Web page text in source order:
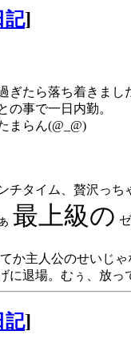
記]
ぎたら落ち着きまし
の事で一日内勤。
まらん(@_@)
チタイム、贅沢っ
最上級の
か主人公のせいじゃ
に退場。むぅ、放
記]